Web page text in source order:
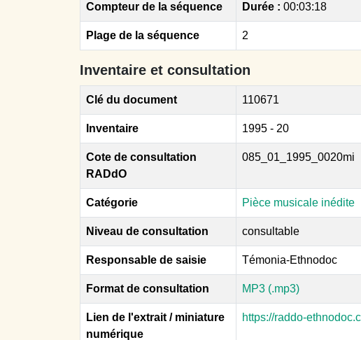
Compteur de la séquence Durée : 00:03:18
Plage de la séquence 2
Inventaire et consultation
Clé du document 110671
Inventaire 1995 - 20
Cote de consultation
RADdO
085_01_1995_0020mi
Catégorie Pièce musicale inédite
Niveau de consultation consultable
Responsable de saisie Témonia-Ethnodoc
Format de consultation MP3 (.mp3)
Lien de l'extrait / miniature
numérique
https://raddo-